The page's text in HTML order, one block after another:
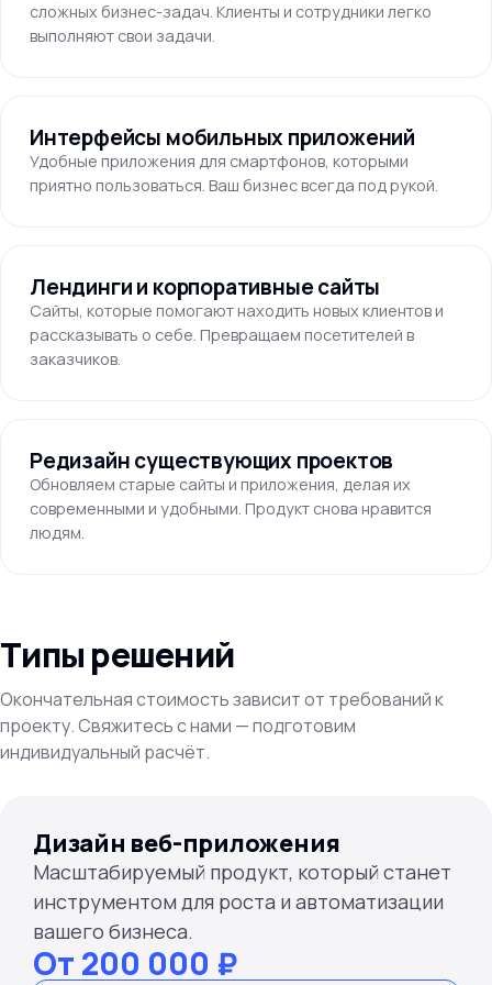
сложных бизнес-задач. Клиенты и сотрудники легко
выполняют свои задачи.
Интерфейсы мобильных приложений
Удобные приложения для смартфонов, которыми
приятно пользоваться. Ваш бизнес всегда под рукой.
Лендинги и корпоративные сайты
Сайты, которые помогают находить новых клиентов и
рассказывать о себе. Превращаем посетителей в
заказчиков.
Редизайн существующих проектов
Обновляем старые сайты и приложения, делая их
современными и удобными. Продукт снова нравится
людям.
Типы решений
Окончательная стоимость зависит от требований к
проекту. Свяжитесь с нами — подготовим
индивидуальный расчёт.
Дизайн веб-приложения
Масштабируемый продукт, который станет
инструментом для роста и автоматизации
вашего бизнеса.
От 200 000 ₽